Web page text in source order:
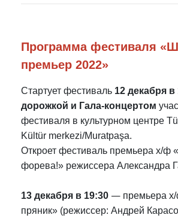
Программа фестиваля
премьер 2022»
Стартует фестиваль 12 декабря
дорожкой и Гала-концертом
фестиваля в культурном центре
Kültür merkezi/Muratpaşa.
Откроет фестиваль премьера х/ф
форева!» режиссера Александра
13 декабря в 19:30 — премьера
пряник» (режиссер: Андрей